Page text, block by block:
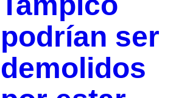
podrían ser
demolidos